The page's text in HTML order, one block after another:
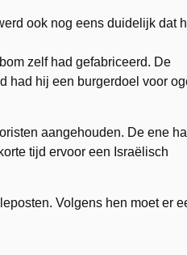
ook nog eens duidelijk dat
zelf had gefabriceerd. De
had hij een burgerdoel voor
aangehouden. De ene
tijd ervoor een Israëlisch
Volgens hen moet er